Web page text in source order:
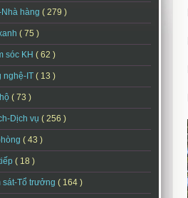
hàng ( 279 )
( 75 )
sóc KH ( 62 )
nghệ-IT ( 13 )
( 73 )
Dịch vụ ( 256 )
( 43 )
( 18 )
sát-Tổ trưởng ( 164 )